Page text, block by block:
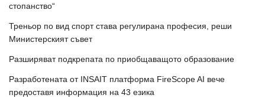
стопанство“
Треньор по вид спорт става регулирана професия, реши
Министерският съвет
Разширяват подкрепата по приобщаващото образование
Разработената от INSAIT платформа FireScope AI вече
предоставя информация на 43 езика